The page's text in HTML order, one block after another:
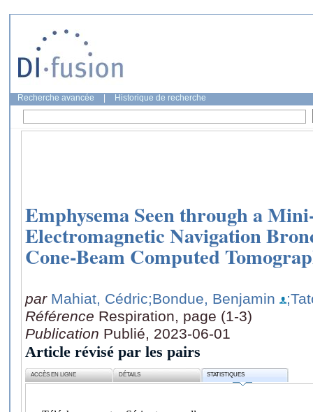
Recherche avancée Historique de recherche
Emphysema Seen through a
Electromagnetic Navigation
Cone-Beam Computed
par Mahiat, Cédric;Bondue, Benjamin
Référence Respiration, page (1-3)
Publication Publié, 2023-06-01
Article révisé par les pairs
ACCÈS EN LIGNE DÉTAILS STATISTIQUES